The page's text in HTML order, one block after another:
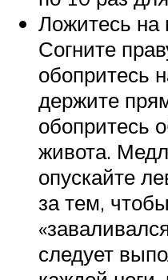
Ложитесь на
Согните
обопритесь
держите
обопритесь
живота.
опускайте
за тем,
следует